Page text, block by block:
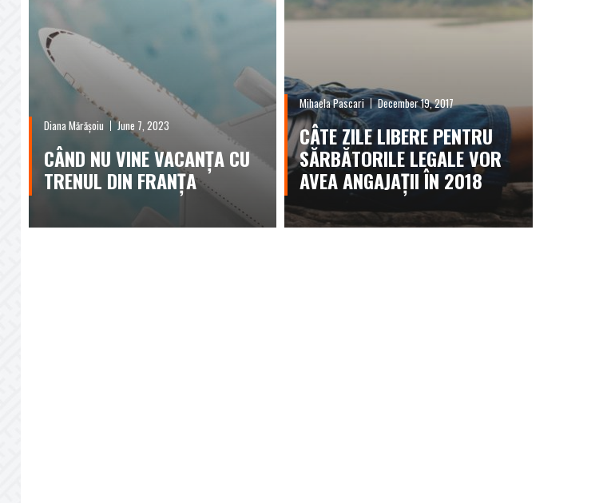
Diana Mărășoiu June 7, 2023
CÂND NU VINE VACANȚA CU
TRENUL DIN FRANȚA
Mihaela Pascari December 19, 2017
CÂTE ZILE LIBERE PENTRU
SĂRBĂTORILE LEGALE VOR
AVEA ANGAJAȚII ÎN 2018